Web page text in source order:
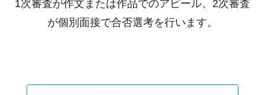
1次審査が作文または作品でのアピール、2次審査
が個別面接で合否選考を行います。